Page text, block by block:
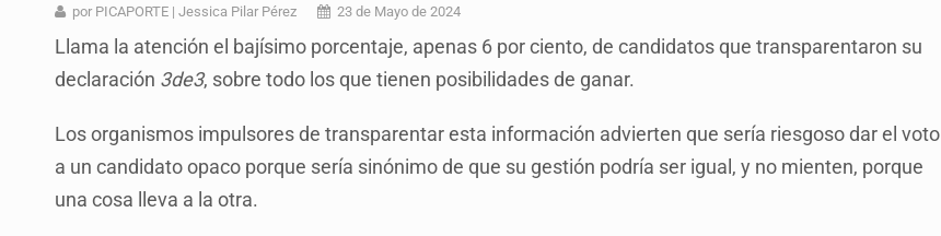
Desapariciones en Jalisco, con complicidad de policías, afirma Lazos de Amor
Aseguran pitón dentro de vivienda de Santa Tere
Sheinbaum anticipa más detenciones por caso Ayotzinapa y promete justicia
Resalta Fujimori restablecimiento de relaciones con México
Asume Abelardo De la Espriella como Presidente de Colombia
por PICAPORTE | Jessica Pilar Pérez 23 de Mayo de 2024
Llama la atención el bajísimo porcentaje, apenas 6 por ciento, de candidatos que transparentaron su
declaración 3de3, sobre todo los que tienen posibilidades de ganar.
Los organismos impulsores de transparentar esta información advierten que sería riesgoso dar el voto
a un candidato opaco porque sería sinónimo de que su gestión podría ser igual, y no mienten, porque
una cosa lleva a la otra.